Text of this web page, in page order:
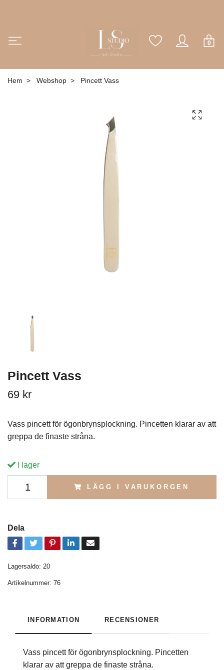
0
Hem Webshop Pincett Vass
Pincett Vass
69 kr
Vass pincett för ögonbrynsplockning. Pincetten klarar av att
greppa de finaste stråna.
I lager
LÄGG I VARUKORGEN
Dela
Lagersaldo: 20
Artikelnummer: 76
INFORMATION RECENSIONER
Vass pincett för ögonbrynsplockning. Pincetten
klarar av att greppa de finaste stråna.